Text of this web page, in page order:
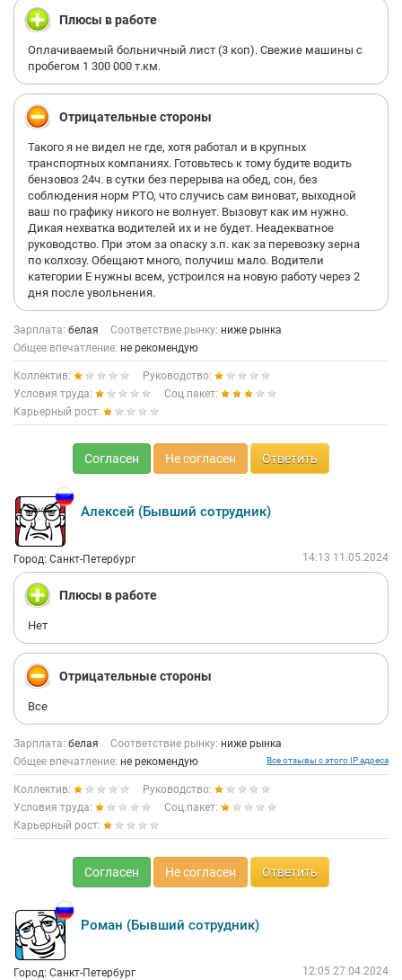
Плюсы в работе
Оплачиваемый больничный лист (3 коп). Свежие машины с
пробегом 1 300 000 т.км.
Отрицательные стороны
Такого я не видел не где, хотя работал и в крупных
транспортных компаниях. Готовьтесь к тому будите водить
бензовоз 24ч. в сутки без перерыва на обед, сон, без
соблюдения норм РТО, что случись сам виноват, выходной
ваш по графику никого не волнует. Вызовут как им нужно.
Дикая нехватка водителей их и не будет. Неадекватное
руководство. При этом за опаску з.п. как за перевозку зерна
по колхозу. Обещают много, получиш мало. Водители
категории Е нужны всем, устроился на новую работу через 2
дня после увольнения.
Зарплата: белая Соответствие рынку: ниже рынка
Общее впечатление: не рекомендую
Коллектив:
Руководство:
Условия труда:
Соц.пакет:
Карьерный рост:
Согласен Не согласен Ответить
Алексей (Бывший сотрудник)
Город: Санкт-Петербург 14:13 11.05.2024
Плюсы в работе
Нет
Отрицательные стороны
Все
Зарплата: белая Соответствие рынку: ниже рынка
Общее впечатление: не рекомендую Все отзывы с этого IP адреса
Коллектив:
Руководство:
Условия труда:
Соц.пакет:
Карьерный рост:
Согласен Не согласен Ответить
Роман (Бывший сотрудник)
Город: Санкт-Петербург 12:05 27.04.2024